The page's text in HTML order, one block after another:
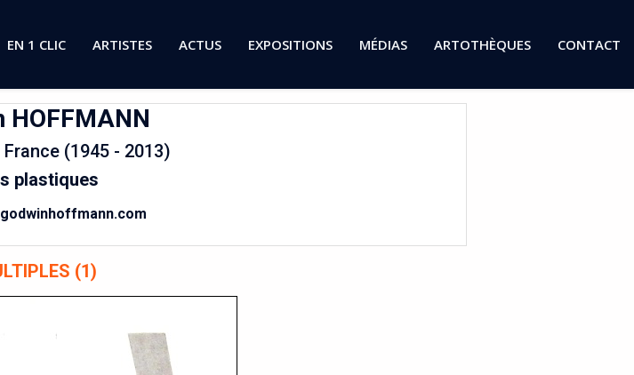
EN 1 CLIC ARTISTES ACTUS EXPOSITIONS MÉDIAS ARTOTHÈQUES CONTACT
HOFFMANN
(1945 - 2013)
plastiques
(1)